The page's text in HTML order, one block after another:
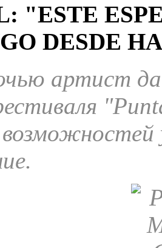
"ESTE
DESDE
артист
возможностей